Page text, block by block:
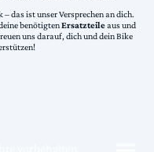
das ist unser Versprechen an dich.
benötigtenErsatzteileaus und
uns darauf, dich und dein Bike